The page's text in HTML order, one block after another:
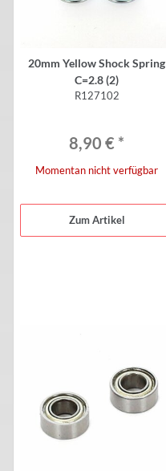
20mm Yellow Shock Spring
C=2.8 (2)
R127102
8,90 € *
Momentan nicht verfügbar
Zum Artikel